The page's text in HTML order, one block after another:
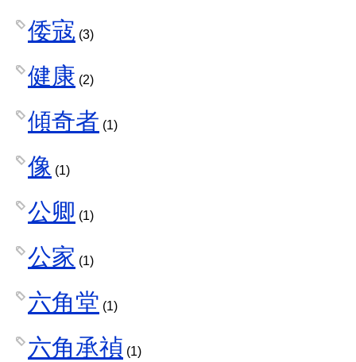
倭寇 (3)
健康 (2)
傾奇者 (1)
像 (1)
公卿 (1)
公家 (1)
六角堂 (1)
六角承禎 (1)